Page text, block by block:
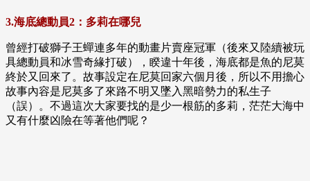
3.海底總動員2：多莉在哪兒
曾經打破獅子王蟬連多年的動畫片賣座冠軍（後來又陸續被玩
具總動員和冰雪奇緣打破），睽違十年後，海底都是魚的尼莫
終於又回來了。故事設定在尼莫回家六個月後，所以不用擔心
故事內容是尼莫多了來路不明又墜入黑暗勢力的私生子
（誤）。不過這次大家要找的是少一根筋的多莉，茫茫大海中
又有什麼凶險在等著他們呢？